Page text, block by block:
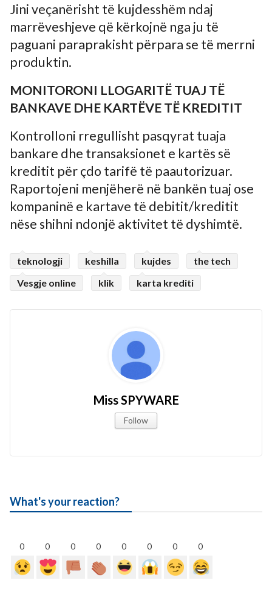
Jini veçanërisht të kujdesshëm ndaj
marrëveshjeve që kërkojnë nga ju të
paguani paraprakisht përpara se të merrni
produktin.
MONITORONI LLOGARITË TUAJ TË
BANKAVE DHE KARTËVE TË KREDITIT
Kontrolloni rregullisht pasqyrat tuaja
bankare dhe transaksionet e kartës së
kreditit për çdo tarifë të paautorizuar.
Raportojeni menjëherë në bankën tuaj ose
kompaninë e kartave të debitit/kreditit
nëse shihni ndonjë aktivitet të dyshimtë.
teknologji keshilla kujdes
the tech
Vesgje online
klik karta krediti
Miss SPYWARE
Follow
What's your reaction?
0 0 0 0 0 0 0 0